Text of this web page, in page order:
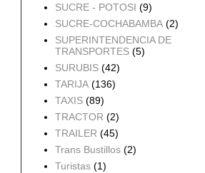
SUCRE - POTOSI (9)
SUCRE-COCHABAMBA (2)
SUPERINTENDENCIA DE
TRANSPORTES (5)
SURUBIS (42)
TARIJA (136)
TAXIS (89)
TRACTOR (2)
TRAILER (45)
Trans Bustillos (2)
Turistas (1)